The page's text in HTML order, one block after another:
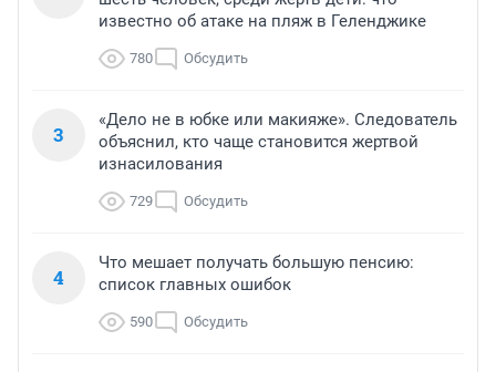
известно об атаке на пляж в Геленджике
780 Обсудить
3
«Дело не в юбке или макияже». Следователь
объяснил, кто чаще становится жертвой
изнасилования
729 Обсудить
4
Что мешает получать большую пенсию:
список главных ошибок
590 Обсудить